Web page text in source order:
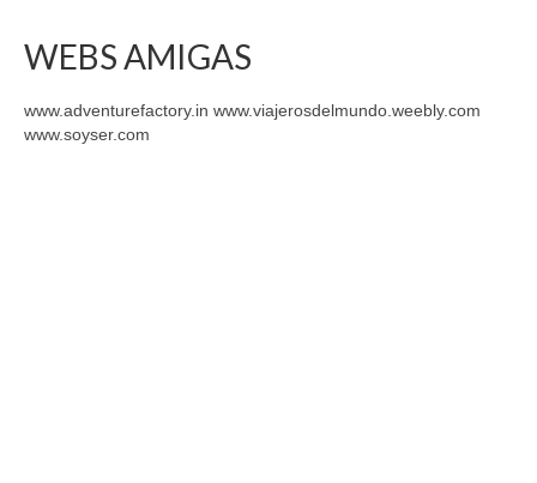
WEBS AMIGAS
www.adventurefactory.in www.viajerosdelmundo.weebly.com
www.soyser.com